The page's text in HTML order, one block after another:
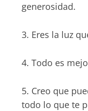
generosidad.
3. Eres la luz
4. Todo es
5. Creo que
todo lo que te